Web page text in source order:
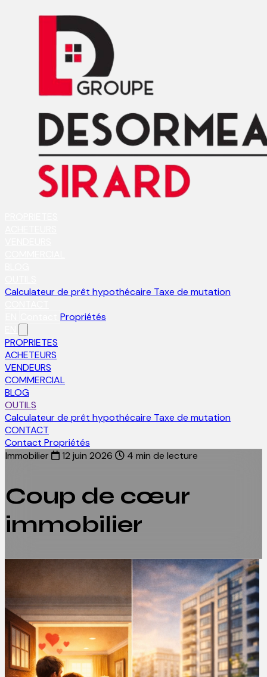
Calculateur de prêt hypothécaire Taxe de mutation
Propriétés
PROPRIETES
ACHETEURS
VENDEURS
COMMERCIAL
BLOG
OUTILS
Calculateur de prêt hypothécaire Taxe de mutation
CONTACT
Contact Propriétés
Immobilier
12 juin 2026 4 min de lecture
Coup de cœur
immobilier